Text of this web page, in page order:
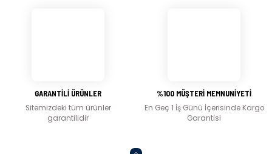
GARANTİLİ ÜRÜNLER
Sitemizdeki tüm ürünler
garantilidir
%100 MÜŞTERİ MEMNUNİYETİ
En Geç 1 İş Günü İçerisinde Kargo
Garantisi